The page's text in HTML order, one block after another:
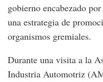
gobierno encabezado
una estrategia de
organismos gremiales.
Durante una visita a la
Industria Automotriz